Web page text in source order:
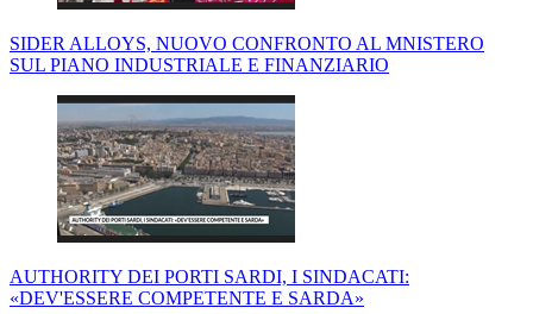
SIDER ALLOYS, NUOVO CONFRONTO AL MNISTERO
SUL PIANO INDUSTRIALE E FINANZIARIO
AUTHORITY DEI PORTI SARDI, I SINDACATI:
«DEV'ESSERE COMPETENTE E SARDA»